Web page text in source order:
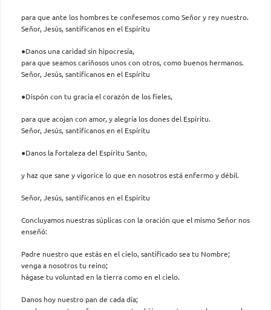
para que ante los hombres te confesemos como Señor y rey nuestro.
Señor, Jesús, santifícanos en el Espíritu
●Danos una caridad sin hipocresía,
para que seamos cariñosos unos con otros, como buenos hermanos.
Señor, Jesús, santifícanos en el Espíritu
●Dispón con tu gracia el corazón de los fieles,
para que acojan con amor, y alegría los dones del Espíritu.
Señor, Jesús, santifícanos en el Espíritu
●Danos la fortaleza del Espíritu Santo,
y haz que sane y vigorice lo que en nosotros está enfermo y débil.
Señor, Jesús, santifícanos en el Espíritu
Concluyamos nuestras súplicas con la oración que el mismo Señor nos
enseñó:
Padre nuestro que estás en el cielo, santificado sea tu Nombre;
venga a nosotros tu reino;
hágase tu voluntad en la tierra como en el cielo.
Danos hoy nuestro pan de cada día;